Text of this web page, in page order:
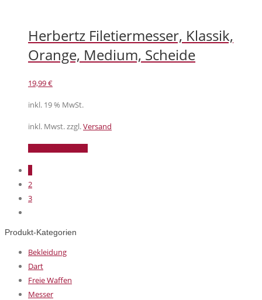
Herbertz Filetiermesser, Klassik,
Orange, Medium, Scheide
19,99€
inkl. 19 % MwSt.
inkl. Mwst. zzgl.Versand
2
3
Produkt-Kategorien
Bekleidung
Dart
Freie Waffen
Messer